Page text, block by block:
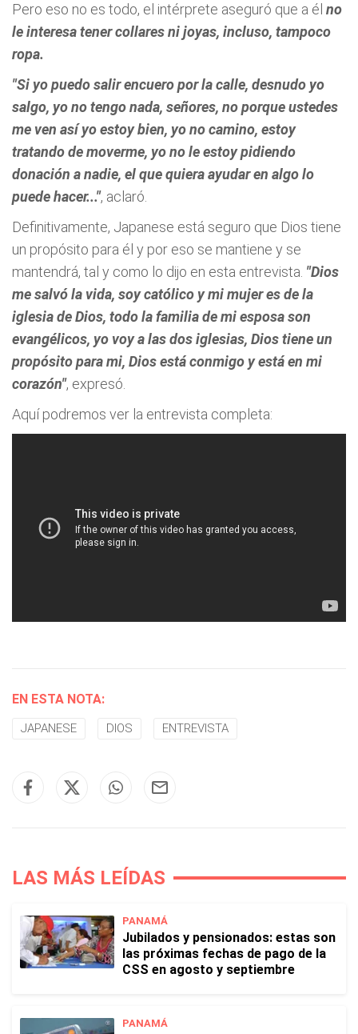
Pero eso no es todo, el intérprete aseguró que a él no
le interesa tener collares ni joyas, incluso, tampoco
ropa.
"Si yo puedo salir encuero por la calle, desnudo yo
salgo, yo no tengo nada, señores, no porque ustedes
me ven así yo estoy bien, yo no camino, estoy
tratando de moverme, yo no le estoy pidiendo
donación a nadie, el que quiera ayudar en algo lo
puede hacer...", aclaró.
Definitivamente, Japanese está seguro que Dios tiene
un propósito para él y por eso se mantiene y se
mantendrá, tal y como lo dijo en esta entrevista. "Dios
me salvó la vida, soy católico y mi mujer es de la
iglesia de Dios, todo la familia de mi esposa son
evangélicos, yo voy a las dos iglesias, Dios tiene un
propósito para mi, Dios está conmigo y está en mi
corazón", expresó.
Aquí podremos ver la entrevista completa:
EN ESTA NOTA:
JAPANESE DIOS ENTREVISTA
LAS MÁS LEÍDAS
PANAMÁ
Jubilados y pensionados: estas son
las próximas fechas de pago de la
CSS en agosto y septiembre
PANAMÁ